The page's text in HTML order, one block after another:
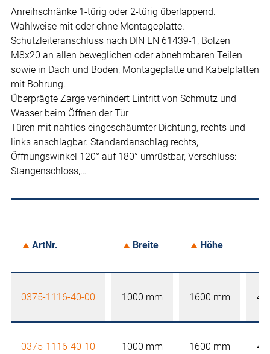
Anreihschränke 1-türig oder 2-türig überlappend.
Wahlweise mit oder ohne Montageplatte.
Schutzleiteranschluss nach DIN EN 61439-1, Bolzen
M8x20 an allen beweglichen oder abnehmbaren Teilen
sowie in Dach und Boden, Montageplatte und Kabelplatten
mit Bohrung.
Überprägte Zarge verhindert Eintritt von Schmutz und
Wasser beim Öffnen der Tür
Türen mit nahtlos eingeschäumter Dichtung, rechts und
links anschlagbar. Standardanschlag rechts,
Öffnungswinkel 120° auf 180° umrüstbar, Verschluss:
Stangenschloss,…
ArtNr. Breite Höhe
0375-1116-40-00 1000 mm 1600 mm
0375-1116-40-10 1000 mm 1600 mm